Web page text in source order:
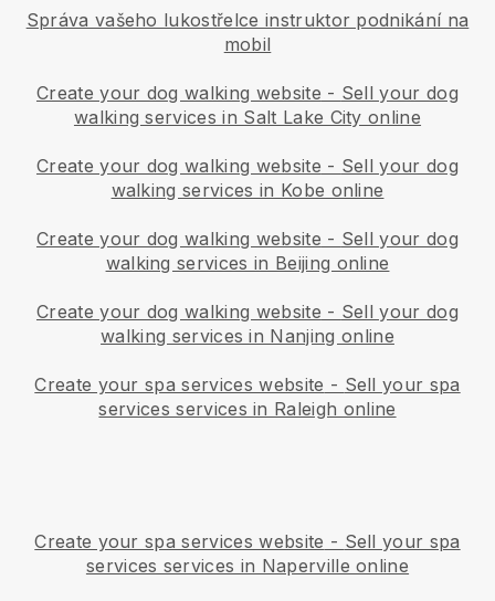
Správa vašeho lukostřelce instruktor podnikání na
mobil
Create your dog walking website - Sell your dog
walking services in Salt Lake City online
Create your dog walking website - Sell your dog
walking services in Kobe online
Create your dog walking website - Sell your dog
walking services in Beijing online
Create your dog walking website - Sell your dog
walking services in Nanjing online
Create your spa services website - Sell your spa
services services in Raleigh online
Create your spa services website - Sell your spa
services services in Naperville online